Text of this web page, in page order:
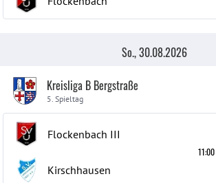
So., 30.08.2026
Kreisliga B Bergstraße
5. Spieltag
Flockenbach III
Kirschhausen
11:00